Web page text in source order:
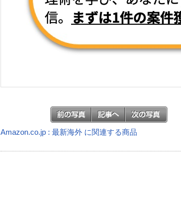
Amazon.co.jp : 最新海外 に関連する商品